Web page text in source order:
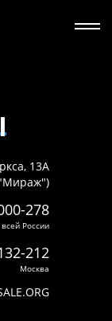
13А
278
России
212
Москва